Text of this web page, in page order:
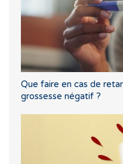
Que faire en cas de
grossesse négatif ?